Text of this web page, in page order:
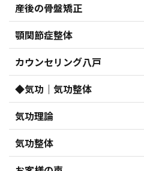
産後の骨盤矯正
顎関節症整体
カウンセリング八戸
◆気功｜気功整体
気功理論
気功整体